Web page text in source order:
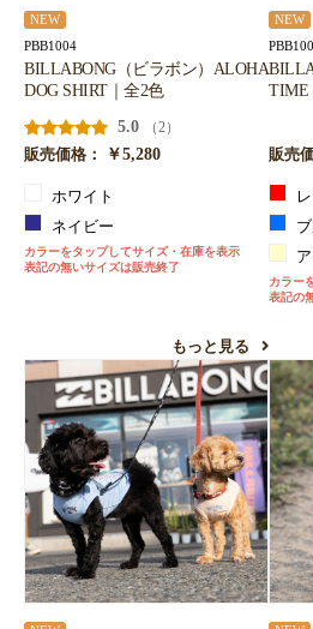
NEW
PBB1004
BILLABONG（ビラボン）ALOHA
DOG SHIRT｜全2色
5.0
（2）
販売価格：
￥5,280
ホワイト
ネイビー
カラーをタップしてサイズ・在庫を表示
表記の無いサイズは販売終了
もっと見る
NEW
TIME
販売
カラー
表記の